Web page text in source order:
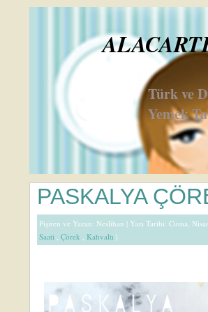
Türk ve
Yemek
PASKALYA
Pişiren ve Yazan: Neslihan | Yazı Tarihi: Cuma,
Saati , Çörek , Kahvaltı |